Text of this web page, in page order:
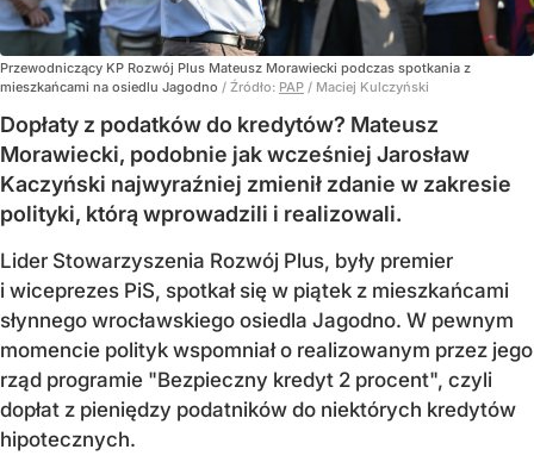
Przewodniczący KP Rozwój Plus Mateusz Morawiecki podczas spotkania z
mieszkańcami na osiedlu Jagodno / Źródło: PAP / Maciej Kulczyński
Dopłaty z podatków do kredytów? Mateusz
Morawiecki, podobnie jak wcześniej Jarosław
Kaczyński najwyraźniej zmienił zdanie w zakresie
polityki, którą wprowadzili i realizowali.
Lider Stowarzyszenia Rozwój Plus, były premier
i wiceprezes PiS, spotkał się w piątek z mieszkańcami
słynnego wrocławskiego osiedla Jagodno. W pewnym
momencie polityk wspomniał o realizowanym przez jego
rząd programie "Bezpieczny kredyt 2 procent", czyli
dopłat z pieniędzy podatników do niektórych kredytów
hipotecznych.